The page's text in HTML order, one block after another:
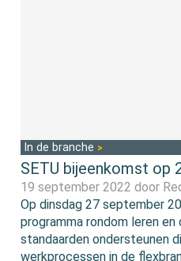
In de branche
SETU bijeenkomst op
19 september 2022 door
Op dinsdag 27 september
programma rondom leren
standaarden ondersteunen
werkprocessen in de